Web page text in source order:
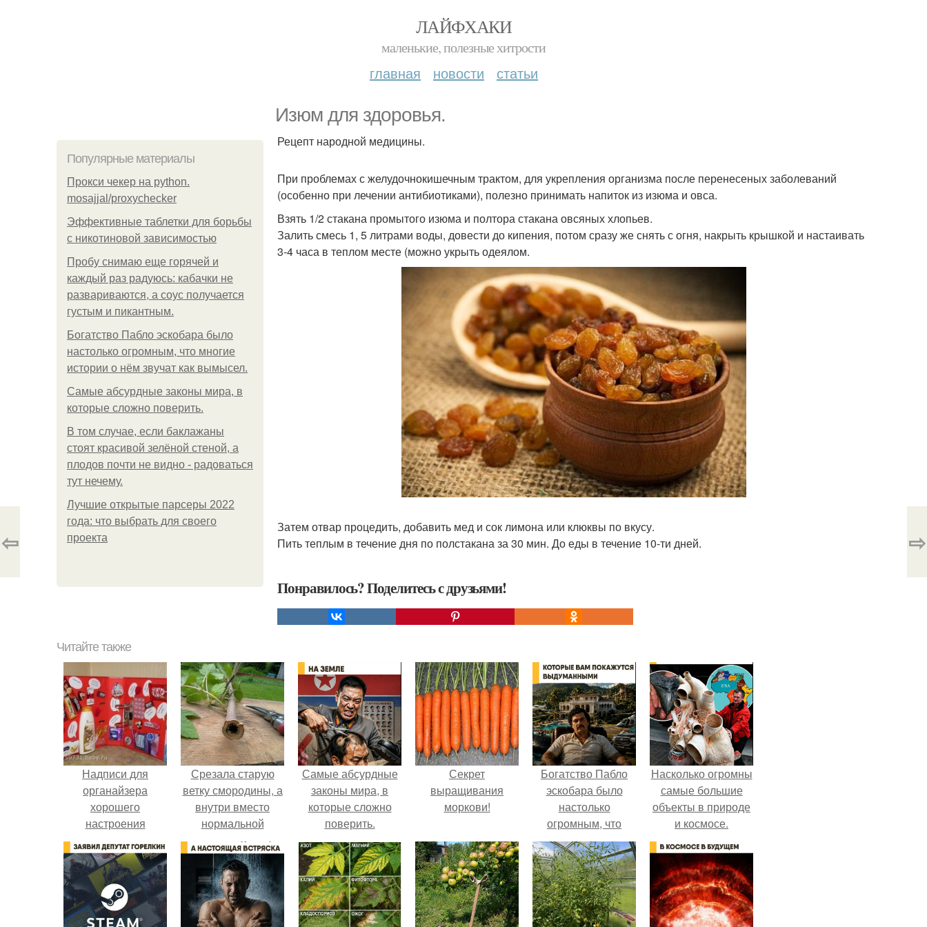
ЛАЙФХАКИ
маленькие, полезные хитрости
главная новости статьи
Изюм для здоровья.
Популярные материалы
Прокси чекер на python.
mosajjal/proxychecker
Эффективные таблетки для борьбы
с никотиновой зависимостью
Пробу снимаю еще горячей и
каждый раз радуюсь: кабачки не
развариваются, а соус получается
густым и пикантным.
Богатство Пабло эскобара было
настолько огромным, что многие
истории о нём звучат как вымысел.
Самые абсурдные законы мира, в
которые сложно поверить.
В том случае, если баклажаны
стоят красивой зелёной стеной, а
плодов почти не видно - радоваться
тут нечему.
Лучшие открытые парсеры 2022
года: что выбрать для своего
проекта
Рецепт народной медицины.
При проблемах с желудочнокишечным трактом, для укрепления организма после перенесеных заболеваний
(особенно при лечении антибиотиками), полезно принимать напиток из изюма и овса.
Взять 1/2 стакана промытого изюма и полтора стакана овсяных хлопьев.
Залить смесь 1, 5 литрами воды, довести до кипения, потом сразу же снять с огня, накрыть крышкой и настаивать
3-4 часа в теплом месте (можно укрыть одеялом.
Затем отвар процедить, добавить мед и сок лимона или клюквы по вкусу.
Пить теплым в течение дня по полстакана за 30 мин. До еды в течение 10-ти дней.
Понравилось? Поделитесь с друзьями!
⇦ ⇨
Читайте также
Надписи для
органайзера
хорошего
настроения
распечатать. Идеи
"Органайзеров
Хорошего
Настроения" с
примерами
подарочков.
Срезала старую
ветку смородины, а
внутри вместо
нормальной
светлой
сердцевины
оказалась чёрная
пустота.
Самые абсурдные
законы мира, в
которые сложно
поверить.
Секрет
выращивания
моркови!
Богатство Пабло
эскобара было
настолько
огромным, что
многие истории о
нём звучат как
вымысел.
Насколько огромны
самые большие
объекты в природе
и космосе.